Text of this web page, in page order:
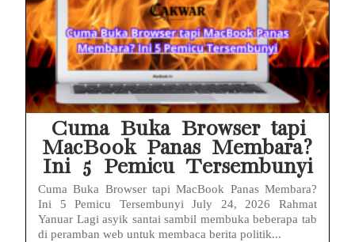
Cuma Buka Browser tapi
MacBook Panas Membara?
Ini 5 Pemicu Tersembunyi
Cuma Buka Browser tapi MacBook Panas Membara?
Ini 5 Pemicu Tersembunyi July 24, 2026 Rahmat
Yanuar Lagi asyik santai sambil membuka beberapa tab
di peramban web untuk membaca berita politik...